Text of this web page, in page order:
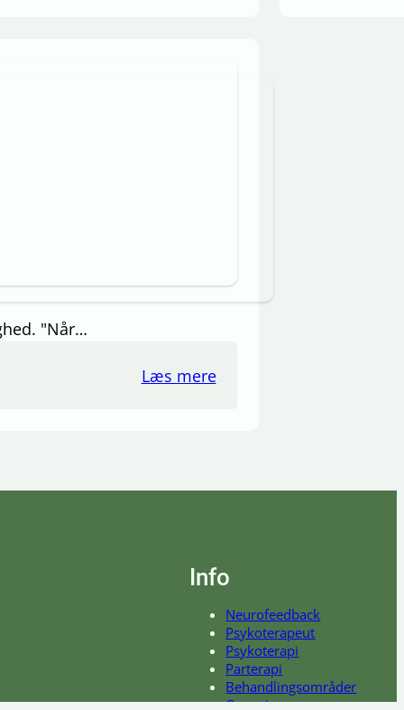
"Når…
Læs mere
Info
Neurofeedback
Psykoterapeut
Psykoterapi
Parterapi
Behandlingsområder
Om mig